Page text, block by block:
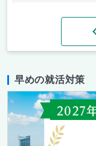
早めの就活対策